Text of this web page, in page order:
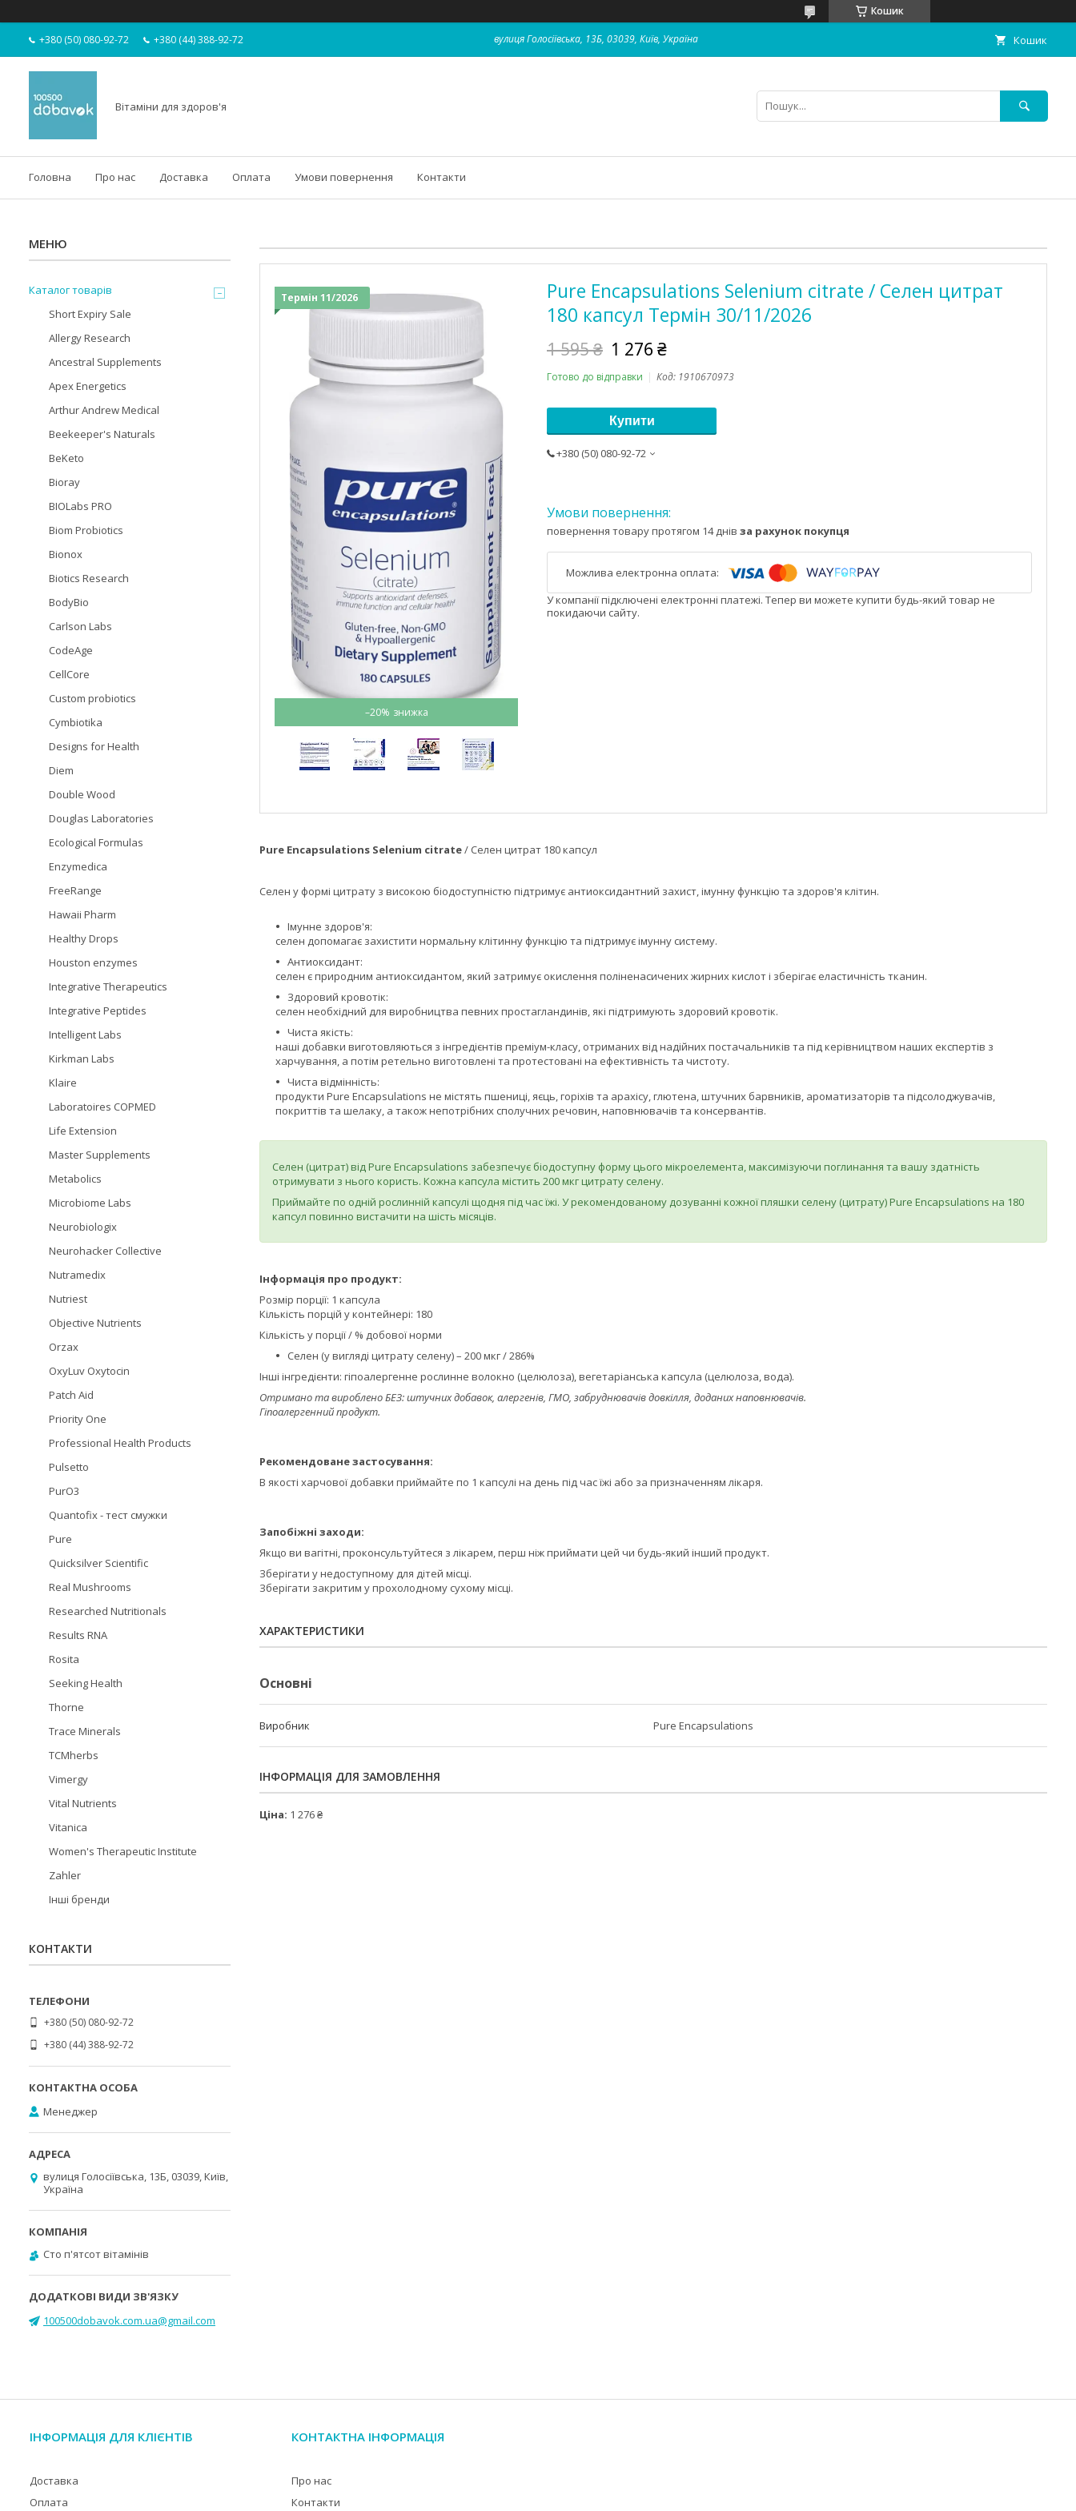
Кошик
+380 (50) 080-92-72 +380 (44) 388-92-72 вулиця Голосіївська, 13Б, 03039, Київ, Україна Кошик
Вітаміни для здоров'я
Головна Про нас Доставка Оплата Умови повернення Контакти
–20%
Термін 11/2026
Pure Encapsulations Selenium citrate / Селен цитрат
180 капсул Термін 30/11/2026
1 595 ₴ 1 276 ₴
Готово до відправки Код: 1910670973
Купити
+380 (50) 080-92-72
повернення товару протягом 14 днів за рахунок покупця
У компанії підключені електронні платежі. Тепер ви можете купити будь-який товар не
покидаючи сайту.
Pure Encapsulations Selenium citrate/ Селен цитрат 180 капсул
Селен у формі цитрату з високою біодоступністю підтримує антиоксидантний захист, імунну функцію та здоров'я клітин.
Імунне здоров'я:
селен допомагає захистити нормальну клітинну функцію та підтримує імунну систему.
Антиоксидант:
селен є природним антиоксидантом, який затримує окислення поліненасичених жирних кислот і зберігає еластичність тканин.
Здоровий кровотік:
селен необхідний для виробництва певних простагландинів, які підтримують здоровий кровотік.
Чиста якість:
наші добавки виготовляються з інгредієнтів преміум-класу, отриманих від надійних постачальників та під керівництвом наших експертів з
харчування, а потім ретельно виготовлені та протестовані на ефективність та чистоту.
Чиста відмінність:
продукти Pure Encapsulations не містять пшениці, яєць, горіхів та арахісу, глютена, штучних барвників, ароматизаторів та підсолоджувачів,
покриттів та шелаку, а також непотрібних сполучних речовин, наповнювачів та консервантів.
Селен (цитрат) від Pure Encapsulations забезпечує біодоступну форму цього мікроелемента, максимізуючи поглинання та вашу здатність
отримувати з нього користь. Кожна капсула містить 200 мкг цитрату селену.
Приймайте по одній рослинній капсулі щодня під час їжі. У рекомендованому дозуванні кожної пляшки селену (цитрату) Pure Encapsulations на 180
капсул повинно вистачити на шість місяців.
Інформація про продукт:
Розмір порції: 1 капсула
Кількість порцій у контейнері: 180
Кількість у порції / % добової норми
Селен (у вигляді цитрату селену) – 200 мкг / 286%
Інші інгредієнти: гіпоалергенне рослинне волокно (целюлоза), вегетаріанська капсула (целюлоза, вода).
Отримано та вироблено БЕЗ: штучних добавок, алергенів, ГМО, забруднювачів довкілля, доданих наповнювачів.
Гіпоалергенний продукт.
Рекомендоване застосування:
В якості харчової добавки приймайте по 1 капсулі на день під час їжі або за призначенням лікаря.
Запобіжні заходи:
Якщо ви вагітні, проконсультуйтеся з лікарем, перш ніж приймати цей чи будь-який інший продукт.
Зберігати у недоступному для дітей місці.
Зберігати закритим у прохолодному сухому місці.
ХАРАКТЕРИСТИКИ
Основні
Виробник Pure Encapsulations
ІНФОРМАЦІЯ ДЛЯ ЗАМОВЛЕННЯ
Ціна: 1 276 ₴
Каталог товарів
Short Expiry Sale
Allergy Research
Ancestral Supplements
Apex Energetics
Arthur Andrew Medical
Beekeeper's Naturals
BeKeto
Bioray
BIOLabs PRO
Biom Probiotics
Bionox
Biotics Research
BodyBio
Carlson Labs
CodeAge
CellCore
Custom probiotics
Cymbiotika
Designs for Health
Diem
Double Wood
Douglas Laboratories
Ecological Formulas
Enzymedica
FreeRange
Hawaii Pharm
Healthy Drops
Houston enzymes
Integrative Therapeutics
Integrative Peptides
Intelligent Labs
Kirkman Labs
Klaire
Laboratoires COPMED
Life Extension
Master Supplements
Metabolics
Microbiome Labs
Neurobiologix
Neurohacker Collective
Nutramedix
Nutriest
Objective Nutrients
Orzax
OxyLuv Oxytocin
Patch Aid
Priority One
Professional Health Products
Pulsetto
PurO3
Quantofix - тест смужки
Pure
Quicksilver Scientific
Real Mushrooms
Researched Nutritionals
Results RNA
Rosita
Seeking Health
Thorne
Trace Minerals
TCMherbs
Vimergy
Vital Nutrients
Vitanica
Women's Therapeutic Institute
Zahler
Інші бренди
КОНТАКТИ
+380 (50) 080-92-72
+380 (44) 388-92-72
Менеджер
вулиця Голосіївська, 13Б, 03039, Київ,
Україна
Cто п'ятсот вітамінів
100500dobavok.com.ua@gmail.com
ІНФОРМАЦІЯ ДЛЯ КЛІЄНТІВ
Доставка
Оплата
КОНТАКТНА ІНФОРМАЦІЯ
Про нас
Контакти